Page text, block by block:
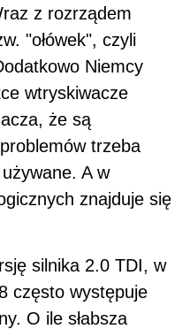
z rozrządem
"ołówek", czyli
Niemcy
wtryskiwacze
że są
trzeba
A w
znajduje się
silnika 2.0 TDI, w
często występuje
O ile słabsza